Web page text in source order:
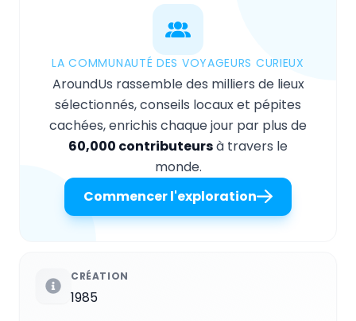
LA COMMUNAUTÉ DES VOYAGEURS CURIEUX
AroundUs rassemble des milliers de lieux
sélectionnés, conseils locaux et pépites
cachées, enrichis chaque jour par plus de
60,000 contributeursà travers le
monde.
Commencer l'exploration
CRÉATION
1985